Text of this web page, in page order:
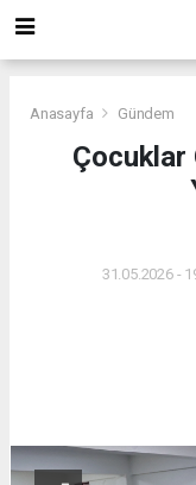
Anasayfa Gündem
Çocuklar
31.05.2026 -